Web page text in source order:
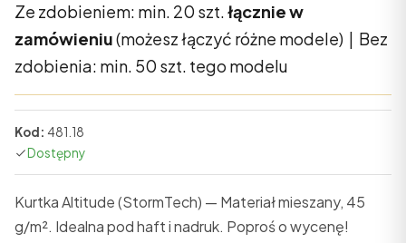
Ze zdobieniem: min. 20 szt.łącznie w
zamówieniu(możesz łączyć różne modele) | Bez
zdobienia: min. 50 szt. tego modelu
Kod: 481.18
Dostępny
Kurtka Altitude (StormTech) — Materiał mieszany, 45
g/m². Idealna pod haft i nadruk. Poproś o wycenę!